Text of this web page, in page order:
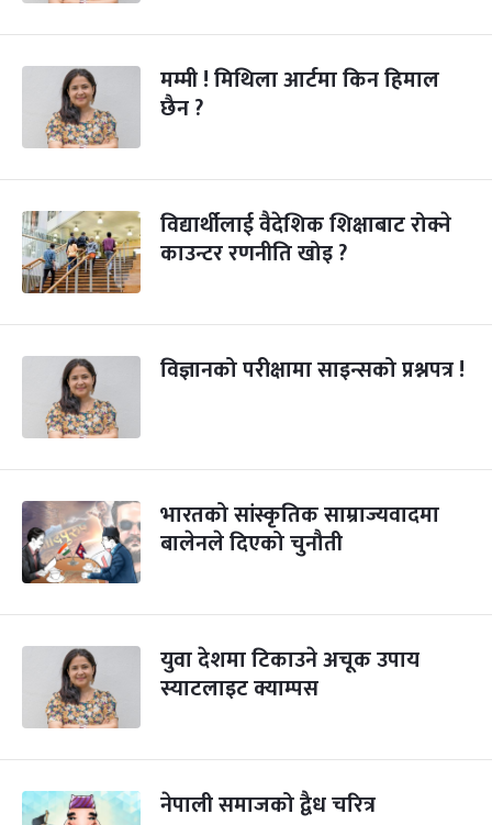
मम्मी ! मिथिला आर्टमा किन हिमाल
छैन ?
विद्यार्थीलाई वैदेशिक शिक्षाबाट रोक्ने
काउन्टर रणनीति खोइ ?
विज्ञानको परीक्षामा साइन्सको प्रश्नपत्र !
भारतको सांस्कृतिक साम्राज्यवादमा
बालेनले दिएको चुनौती
युवा देशमा टिकाउने अचूक उपाय
स्याटलाइट क्याम्पस
नेपाली समाजको द्वैध चरित्र